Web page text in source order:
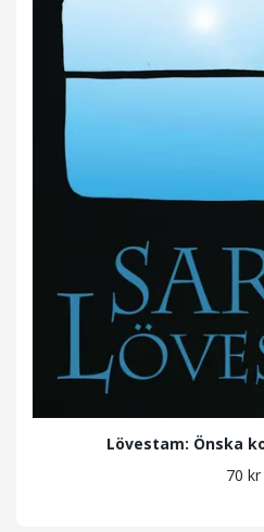
Lövestam: Önska
70 kr